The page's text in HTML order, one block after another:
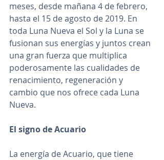
meses, desde mañana 4 de febrero,
hasta el 15 de agosto de 2019. En
toda Luna Nueva el Sol y la Luna se
fusionan sus energías y juntos crean
una gran fuerza que multiplica
poderosamente las cualidades de
renacimiento, regeneración y
cambio que nos ofrece cada Luna
Nueva.
El signo de Acuario
La energía de Acuario, que tiene